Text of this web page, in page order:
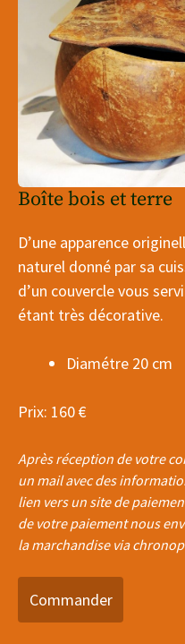
Boîte bois et terre
D’une apparence
naturel donné par sa
d’un couvercle vous
étant très décorative.
Diamétre 20 cm
Prix: 160 €
Après réception de votre
un mail avec des
lien vers un site de
de votre paiement nous
la marchandise via
Commander